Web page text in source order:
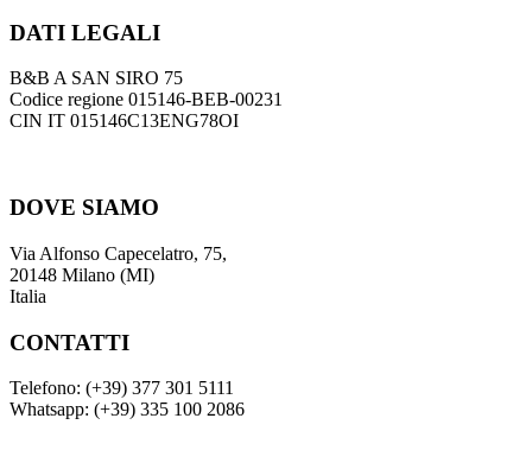
DATI LEGALI
B&B A SAN SIRO 75
Codice regione 015146-BEB-00231
CIN IT 015146C13ENG78OI
DOVE SIAMO
Via Alfonso Capecelatro, 75,
20148 Milano (MI)
Italia
CONTATTI
Telefono: (+39) 377 301 5111
Whatsapp: (+39) 335 100 2086